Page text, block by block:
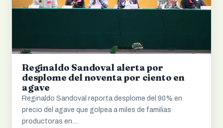
Reginaldo Sandoval alerta por
desplome del noventa por ciento en
agave
Reginaldo Sandoval reporta desplome del 90% en
precio del agave que golpea a miles de familias
productoras en…